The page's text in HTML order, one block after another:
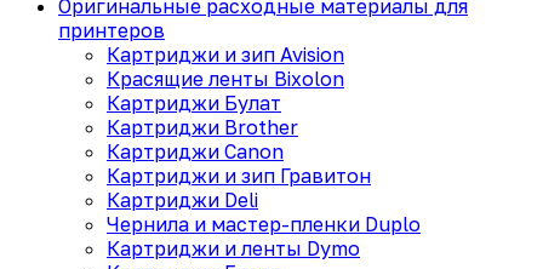
Оригинальные расходные материалы для
принтеров
Картриджи и зип Avision
Красящие ленты Bixolon
Картриджи Булат
Картриджи Brother
Картриджи Canon
Картриджи и зип Гравитон
Картриджи Deli
Чернила и мастер-пленки Duplo
Картриджи и ленты Dymo